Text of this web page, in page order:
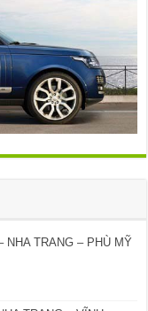
TRANG – PHÙ MỸ